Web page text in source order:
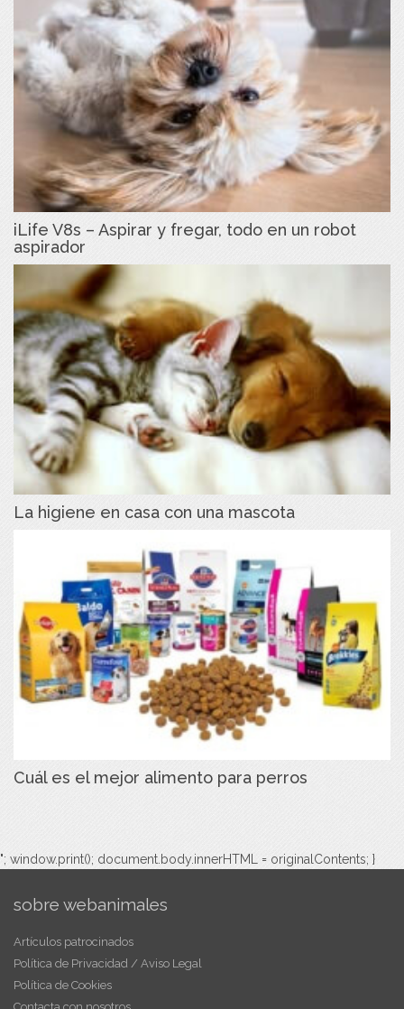
iLife V8s – Aspirar y fregar, todo en un robot
aspirador
La higiene en casa con una mascota
Cuál es el mejor alimento para perros
"; window.print(); document.body.innerHTML = originalContents; }
sobre webanimales
Artículos patrocinados
Política de Privacidad / Aviso Legal
Política de Cookies